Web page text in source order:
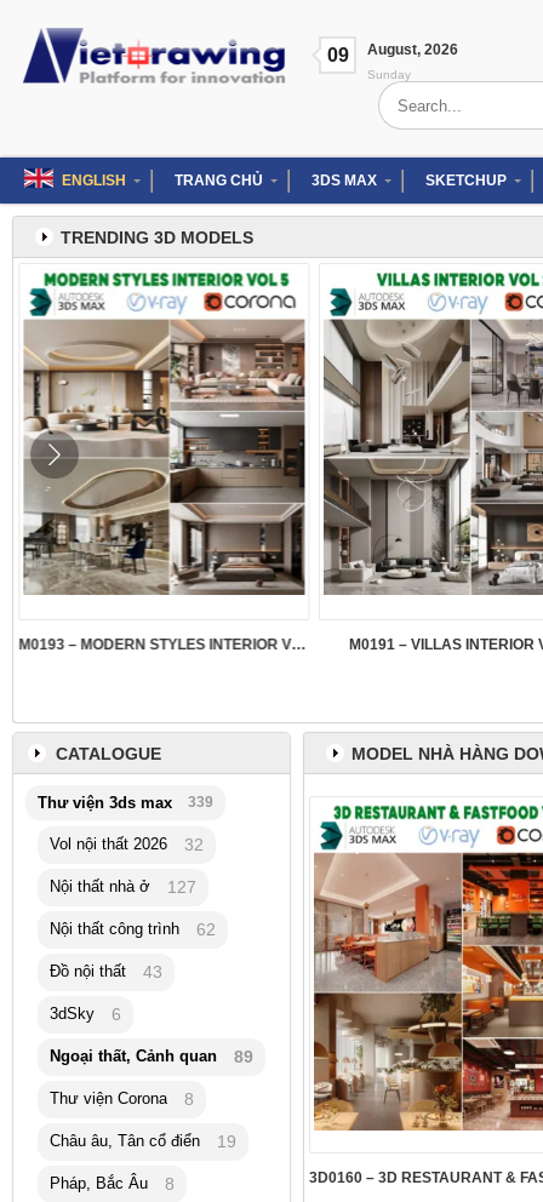
content
09 August, 2026
Sunday
Search
for:
ENGLISH TRANG CHỦ 3DS MAX SKETCHUP
TRENDING 3D MODELS
M0193 – MODERN STYLES INTERIOR VOL.5 M0191 – VILLAS INTERIOR
MODEL NHÀ HÀNG
CATALOGUE
Thư viện 3ds max 339
Vol nội thất 2026 32
Nội thất nhà ở 127
Nội thất công trình 62
Đồ nội thất 43
3dSky 6
Ngoại thất, Cảnh quan 89
Thư viện Corona 8
Châu âu, Tân cổ điển 19
Pháp, Bắc Âu 8